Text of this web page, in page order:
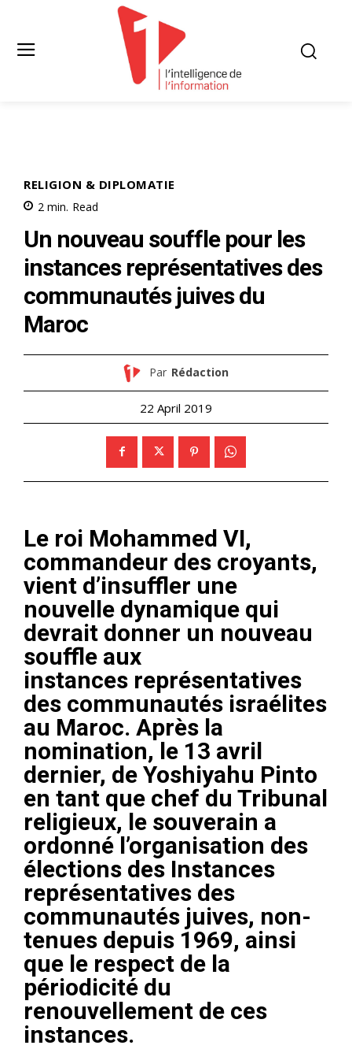
RELIGION & DIPLOMATIE
2 min. Read
Un nouveau souffle pour les
instances représentatives des
communautés juives du
Maroc
Par Rédaction
22 April 2019
Le roi Mohammed VI,
commandeur des croyants,
vient d’insuffler une
nouvelle dynamique qui
devrait donner un nouveau
souffle aux
instances représentatives
des communautés israélites
au Maroc. Après la
nomination, le 13 avril
dernier, de Yoshiyahu Pinto
en tant que chef du Tribunal
religieux, le souverain a
ordonné l’organisation des
élections des Instances
représentatives des
communautés juives, non-
tenues depuis 1969, ainsi
que le respect de la
périodicité du
renouvellement de ces
instances.